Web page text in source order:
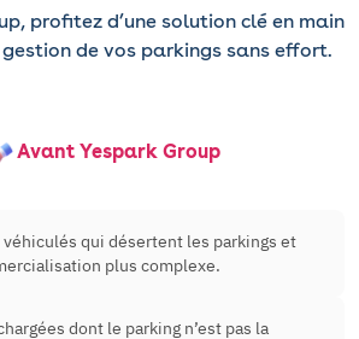
profitez d’une solution clé en main
de vos parkings sans effort.
Avant Yespark Group
qui désertent les parkings et
plus complexe.
dont le parking n’est pas la